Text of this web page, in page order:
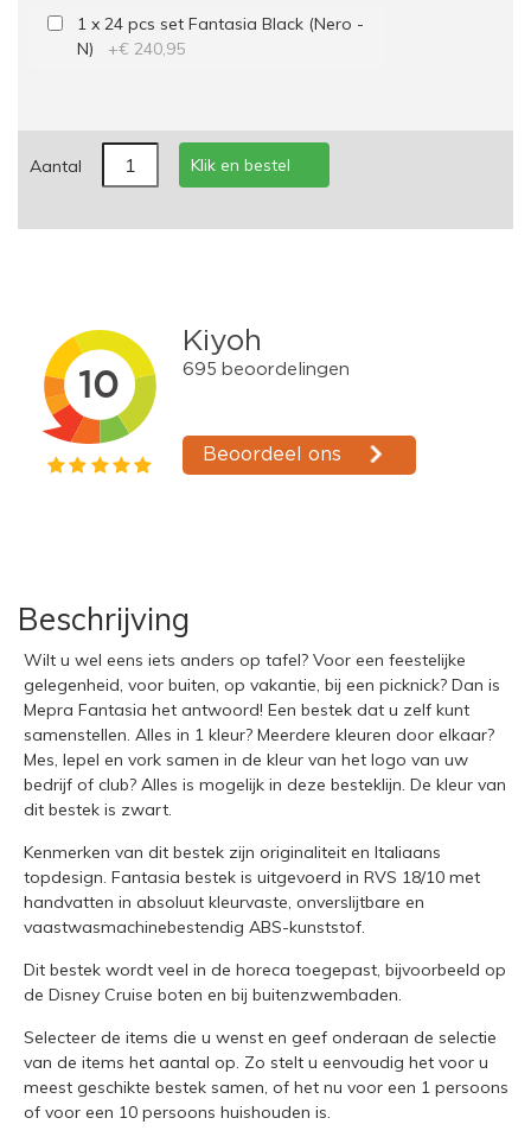
1 x 24 pcs set Fantasia Black (Nero -
N) +€ 240,95
Aantal Klik en bestel
Beschrijving
Wilt u wel eens iets anders op tafel? Voor een feestelijke
gelegenheid, voor buiten, op vakantie, bij een picknick? Dan is
Mepra Fantasia het antwoord! Een bestek dat u zelf kunt
samenstellen. Alles in 1 kleur? Meerdere kleuren door elkaar?
Mes, lepel en vork samen in de kleur van het logo van uw
bedrijf of club? Alles is mogelijk in deze besteklijn. De kleur van
dit bestek is zwart.
Kenmerken van dit bestek zijn originaliteit en Italiaans
topdesign. Fantasia bestek is uitgevoerd in RVS 18/10 met
handvatten in absoluut kleurvaste, onverslijtbare en
vaastwasmachinebestendig ABS-kunststof.
Dit bestek wordt veel in de horeca toegepast, bijvoorbeeld op
de Disney Cruise boten en bij buitenzwembaden.
Selecteer de items die u wenst en geef onderaan de selectie
van de items het aantal op. Zo stelt u eenvoudig het voor u
meest geschikte bestek samen, of het nu voor een 1 persoons
of voor een 10 persoons huishouden is.